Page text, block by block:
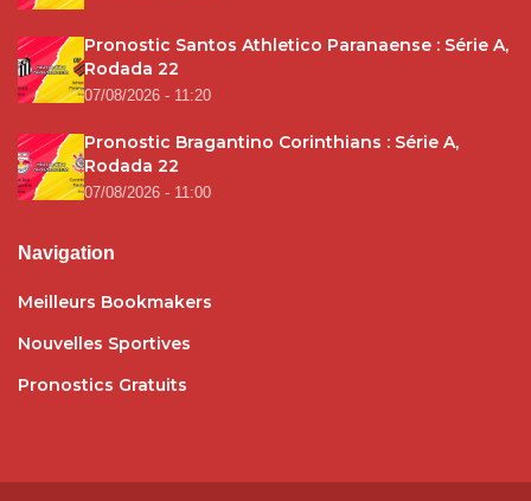
Pronostic Santos Athletico Paranaense : Série A,
Rodada 22
07/08/2026 - 11:20
Pronostic Bragantino Corinthians : Série A,
Rodada 22
07/08/2026 - 11:00
Navigation
Meilleurs Bookmakers
Nouvelles Sportives
Pronostics Gratuits